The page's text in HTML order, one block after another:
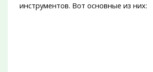
инструментов. Вот основные из них: